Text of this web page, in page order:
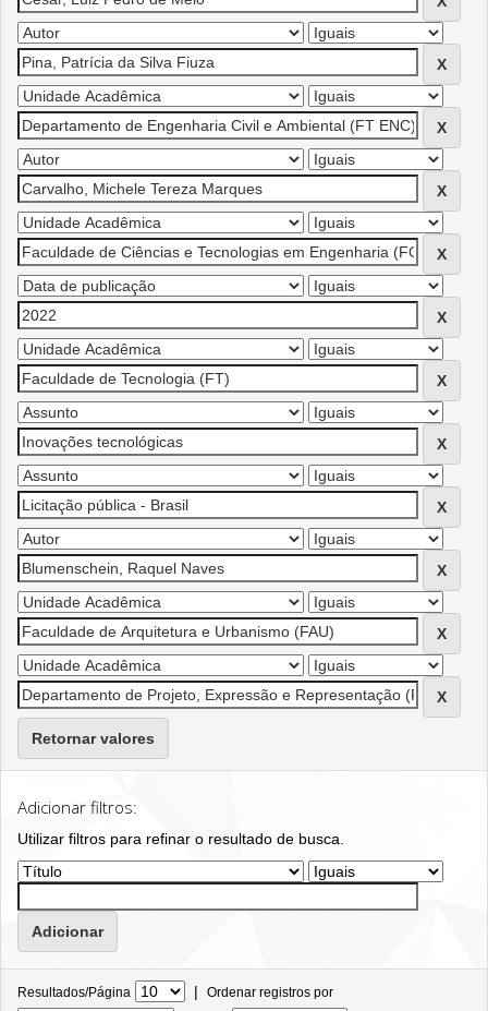
Retornar valores
Adicionar filtros:
Utilizar filtros para refinar o resultado de busca.
Resultados/Página | Ordenar registros por